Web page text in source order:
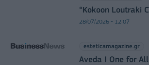
“Kokoon Loutraki
28/07/2026 - 12:07
esteticamagazine.gr
Aveda I One for